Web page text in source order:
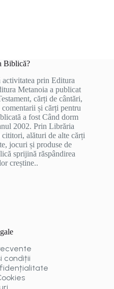
Biblică?
activitatea prin Editura
Metanoia a publicat
cărți de cântări,
și cărți pentru
a fost Când dorm
2002. Prin Librăria
alături de alte cărți
jocuri și produse de
sprijină răspândirea
creștine..
condiții